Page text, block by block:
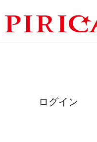
ログイン